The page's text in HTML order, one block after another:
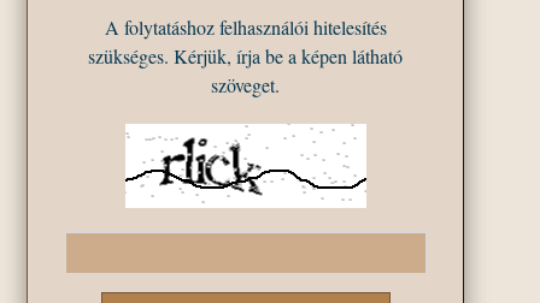
A folytatáshoz felhasználói hitelesítés
szükséges. Kérjük, írja be a képen látható
szöveget.